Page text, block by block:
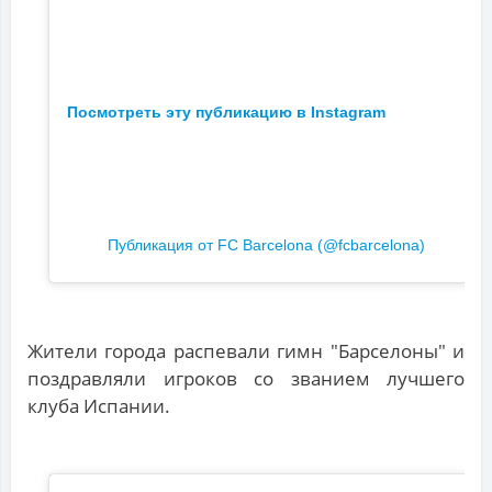
Посмотреть эту публикацию в Instagram
Публикация от FC Barcelona (@fcbarcelona)
Жители города распевали гимн "Барселоны" и
поздравляли игроков со званием лучшего
клуба Испании.